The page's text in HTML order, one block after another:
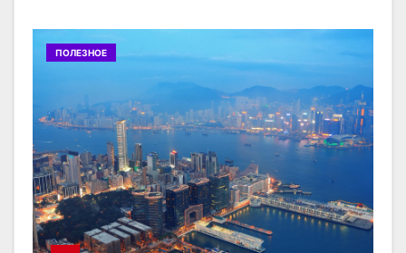
ПОЛЕЗНОЕ